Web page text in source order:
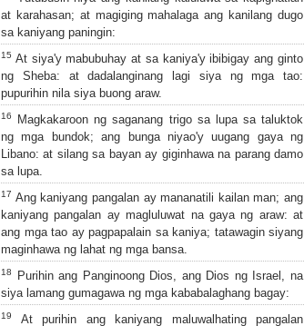
at karahasan; at magiging mahalaga ang kanilang dugo
sa kaniyang paningin:
15 At siya'y mabubuhay at sa kaniya'y ibibigay ang ginto
ng Sheba: at dadalanginang lagi siya ng mga tao:
pupurihin nila siya buong araw.
16
Magkakaroon ng saganang trigo sa lupa sa taluktok
ng mga bundok; ang bunga niyao'y uugang gaya ng
Libano: at silang sa bayan ay giginhawa na parang damo
sa lupa.
17 Ang kaniyang pangalan ay mananatili kailan man; ang
kaniyang pangalan ay magluluwat na gaya ng araw: at
ang mga tao ay pagpapalain sa kaniya; tatawagin siyang
maginhawa ng lahat ng mga bansa.
18
Purihin ang Panginoong Dios, ang Dios ng Israel, na
siya lamang gumagawa ng mga kababalaghang bagay:
19 At purihin ang kaniyang maluwalhating pangalan